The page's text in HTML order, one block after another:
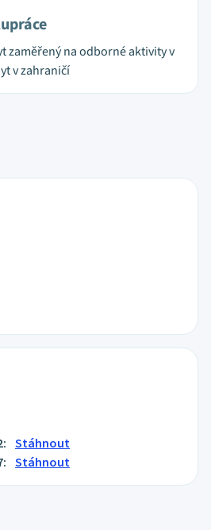
zaměřený na odborné aktivity v
v zahraničí
Stáhnout
Stáhnout